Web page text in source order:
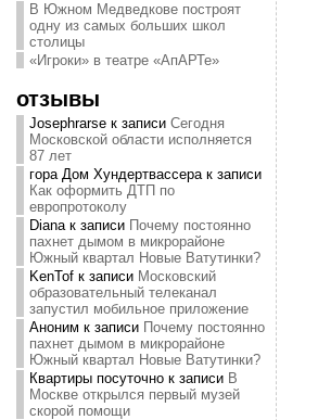
В Южном Медведкове построят
одну из самых больших школ
столицы
«Игроки» в театре «АпАРТе»
отзывы
Josephrarseк записи Сегодня
Московской области исполняется
87 лет
гора Дом Хундертвассерак записи
Как оформить ДТП по
европротоколу
Dianaк записи Почему постоянно
пахнет дымом в микрорайоне
Южный квартал Новые Ватутинки?
KenTofк записи Московский
образовательный телеканал
запустил мобильное приложение
Аноним к записи Почему постоянно
пахнет дымом в микрорайоне
Южный квартал Новые Ватутинки?
Квартиры посуточнок записи В
Москве открылся первый музей
скорой помощи